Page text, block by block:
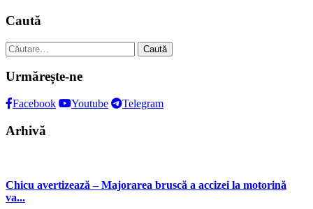
Caută
Caută
după:
Urmărește-ne
Facebook Youtube Telegram
Arhivă
Chicu avertizează – Majorarea bruscă a accizei la motorină
va...